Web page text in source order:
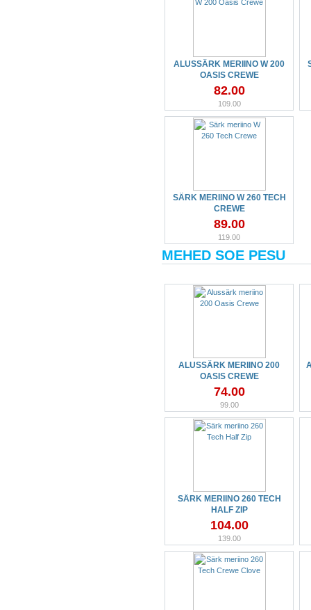
ALUSSÄRK MERIINO W 200
OASIS CREWE
82.00
109.00
SÄRK MERIINO W 260 TECH
CREWE
89.00
119.00
MEHED SOE PESU
ALUSSÄRK MERIINO 200
OASIS CREWE
74.00
99.00
SÄRK MERIINO 260 TECH
HALF ZIP
104.00
139.00